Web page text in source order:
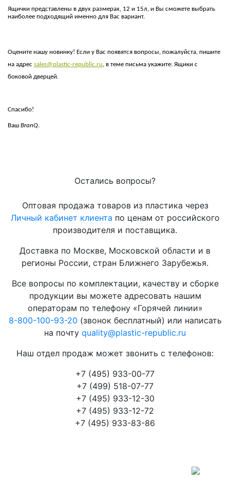
Ящички представлены в двух размерах, 12 и 15л, и Вы сможете выбрать
наиболее подходящий именно для Вас вариант.
Оцените нашу новинку! Если у Вас появятся вопросы, пожалуйста, пишите
на адрес sales@plastic-republic.ru, в теме письма укажите: Ящики с
боковой дверцей.
Спасибо!
Ваш BranQ.
Остались вопросы?
Оптовая продажа товаров из пластика через
Личный кабинет клиента по ценам от российского
производителя и поставщика.
Доставка по Москве, Московской области и в
регионы России, стран Ближнего Зарубежья.
Все вопросы по комплектации, качеству и сборке
продукции вы можете адресовать нашим
операторам по телефону «Горячей линии»
8-800-100-93-20 (звонок бесплатный) или написать
на почту quality@plastic-republic.ru
Наш отдел продаж может звонить с телефонов:
+7 (495) 933-00-77
+7 (499) 518-07-77
+7 (495) 933-12-30
+7 (495) 933-12-72
+7 (495) 933-83-86